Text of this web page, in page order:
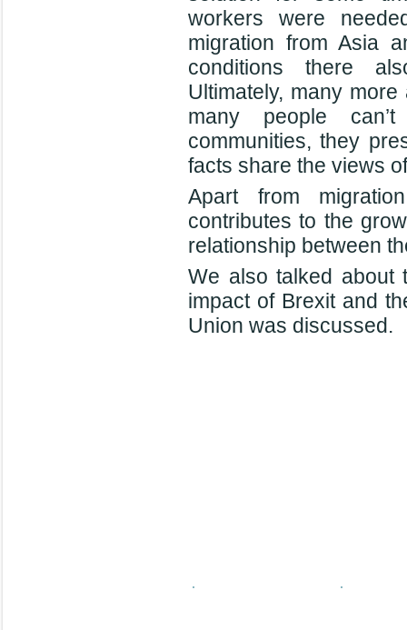
workers were
migration from Asia
conditions there
Ultimately, many
many people
communities, they
facts share the views
Apart from
contributes to the
relationship between
We also talked about
impact of Brexit and
Union was discussed.